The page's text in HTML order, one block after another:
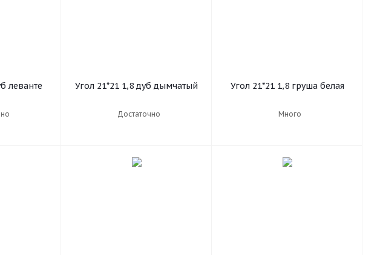
леванте Угол 21*21 1,8 дуб дымчатый
Достаточно
Угол 21*21 1,8 груша белая
Много